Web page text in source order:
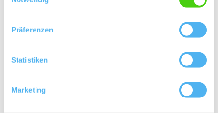
Präferenzen
Statistiken
Marketing